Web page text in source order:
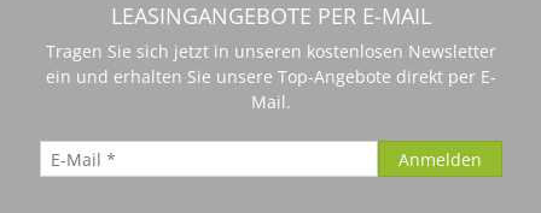
LEASINGANGEBOTE PER E-MAIL
Tragen Sie sich jetzt in unseren kostenlosen Newsletter
ein und erhalten Sie unsere Top-Angebote direkt per E-
Mail.